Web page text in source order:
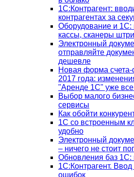
1С:Контрагент:
контрагентах за
Оборудование и
кассы, сканеры
Электронный
отправляйте
дешевле
Новая форма счета-
2017 года:
"Аренде 1С" уже все
Выбор малого
сервисы
Как обойти
1C со встроенным
удобно
Электронный
– ничего не стоит
Обновления баз 1С:
1С:Контрагент. Ввод
ошибок